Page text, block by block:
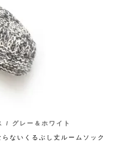
/ グレー＆ホワイト
ないくるぶし丈ルームソック